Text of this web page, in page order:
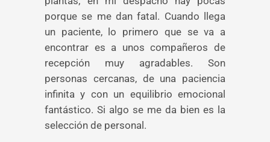
porque se me dan fatal. Cuando llega
un paciente, lo primero que se va a
encontrar es a unos compañeros de
recepción muy agradables. Son
personas cercanas, de una paciencia
infinita y con un equilibrio emocional
fantástico. Si algo se me da bien es la
selección de personal.